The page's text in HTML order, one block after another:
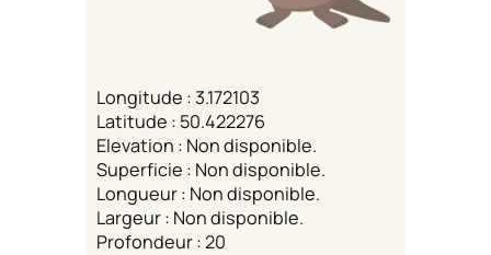
Longitude : 3.172103
Latitude : 50.422276
Elevation : Non disponible.
Superficie : Non disponible.
Longueur : Non disponible.
Largeur : Non disponible.
Profondeur : 20